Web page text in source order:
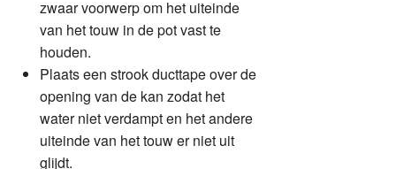
zwaar voorwerp om het uiteinde
van het touw in de pot vast te
houden.
Plaats een strook ducttape over de
opening van de kan zodat het
water niet verdampt en het andere
uiteinde van het touw er niet uit
glijdt.